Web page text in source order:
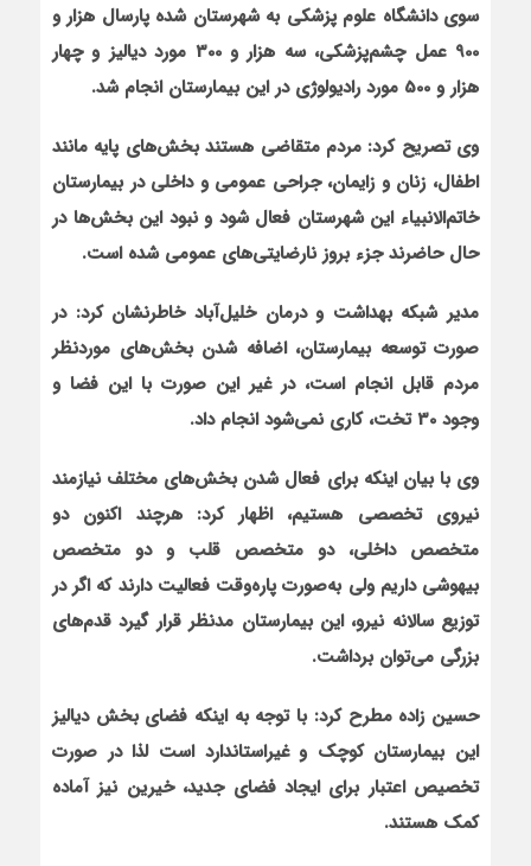
سوی دانشگاه علوم پزشکی به شهرستان شده پارسال هزار و
900 عمل چشم‌پزشکی، سه هزار و 300 مورد دیالیز و چهار
هزار و 500 مورد رادیولوژی در این بیمارستان انجام شد.
وی تصریح کرد: مردم متقاضی هستند بخش‌های پایه مانند
اطفال، زنان و زایمان، جراحی عمومی و داخلی در بیمارستان
خاتم‌الانبیاء این شهرستان فعال شود و نبود این بخش‌ها در
حال حاضرند جزء بروز نارضایتی‌های عمومی شده است.
مدیر شبکه بهداشت و درمان خلیل‌آباد خاطرنشان کرد: در
صورت توسعه بیمارستان، اضافه شدن بخش‌های موردنظر
مردم قابل انجام است، در غیر این صورت با این فضا و
وجود 30 تخت، کاری نمی‌شود انجام داد.
وی با بیان این‏که برای فعال شدن بخش‌های مختلف نیازمند
نیروی تخصصی هستیم، اظهار کرد: هرچند اکنون دو
متخصص داخلی، دو متخصص قلب و دو متخصص
بیهوشی داریم ولی به‌صورت پاره‌وقت فعالیت دارند که اگر در
توزیع سالانه نیرو، این بیمارستان مدنظر قرار گیرد قدم‌های
بزرگی می‌توان برداشت.
حسین‏ زاده مطرح کرد: با توجه به این‏که فضای بخش دیالیز
این بیمارستان کوچک و غیراستاندارد است لذا در صورت
تخصیص اعتبار برای ایجاد فضای جدید، خیرین نیز آماده
کمک هستند.